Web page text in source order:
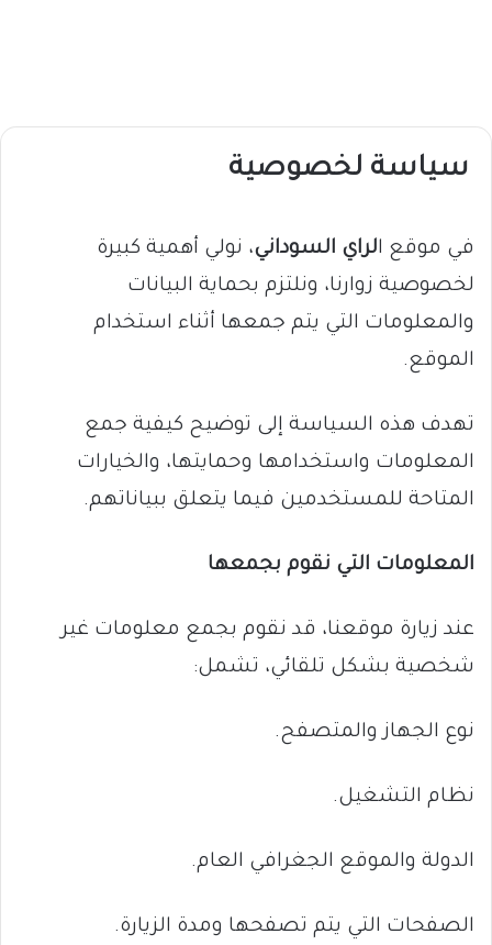
سياسة لخصوصية
في موقع الراي السوداني، نولي أهمية كبيرة
لخصوصية زوارنا، ونلتزم بحماية البيانات
والمعلومات التي يتم جمعها أثناء استخدام
الموقع.
تهدف هذه السياسة إلى توضيح كيفية جمع
المعلومات واستخدامها وحمايتها، والخيارات
المتاحة للمستخدمين فيما يتعلق ببياناتهم.
المعلومات التي نقوم بجمعها
عند زيارة موقعنا، قد نقوم بجمع معلومات غير
شخصية بشكل تلقائي، تشمل:
نوع الجهاز والمتصفح.
نظام التشغيل.
الدولة والموقع الجغرافي العام.
الصفحات التي يتم تصفحها ومدة الزيارة.